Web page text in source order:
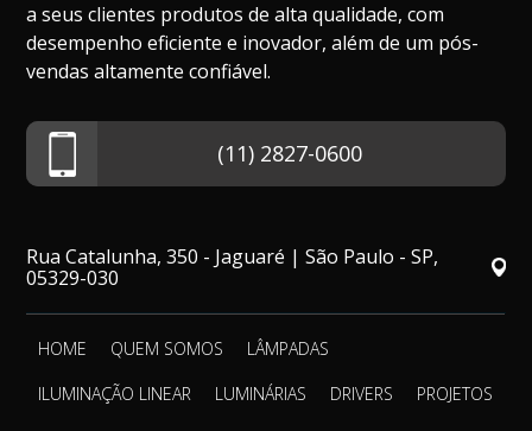
a seus clientes produtos de alta qualidade, com
desempenho eficiente e inovador, além de um pós-
vendas altamente confiável.
(11) 2827-0600
Rua Catalunha, 350 - Jaguaré | São Paulo - SP,
05329-030
HOME QUEM SOMOS
LÂMPADAS
ILUMINAÇÃO LINEAR
LUMINÁRIAS DRIVERS
PROJETOS